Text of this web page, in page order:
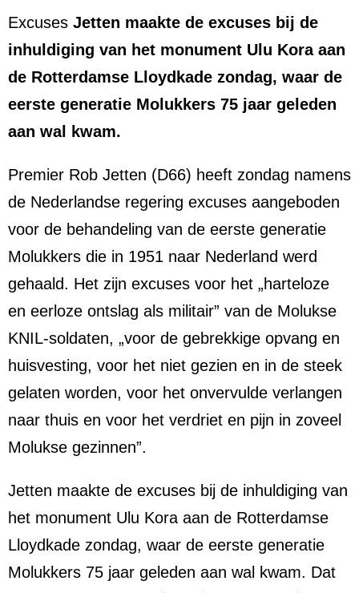
Excuses Jetten maakte de excuses bij de
inhuldiging van het monument Ulu Kora aan
de Rotterdamse Lloydkade zondag, waar de
eerste generatie Molukkers 75 jaar geleden
aan wal kwam.
Premier Rob Jetten (D66) heeft zondag namens
de Nederlandse regering excuses aangeboden
voor de behandeling van de eerste generatie
Molukkers die in 1951 naar Nederland werd
gehaald. Het zijn excuses voor het „harteloze
en eerloze ontslag als militair” van de Molukse
KNIL-soldaten, „voor de gebrekkige opvang en
huisvesting, voor het niet gezien en in de steek
gelaten worden, voor het onvervulde verlangen
naar thuis en voor het verdriet en pijn in zoveel
Molukse gezinnen”.
Jetten maakte de excuses bij de inhuldiging van
het monument Ulu Kora aan de Rotterdamse
Lloydkade zondag, waar de eerste generatie
Molukkers 75 jaar geleden aan wal kwam. Dat